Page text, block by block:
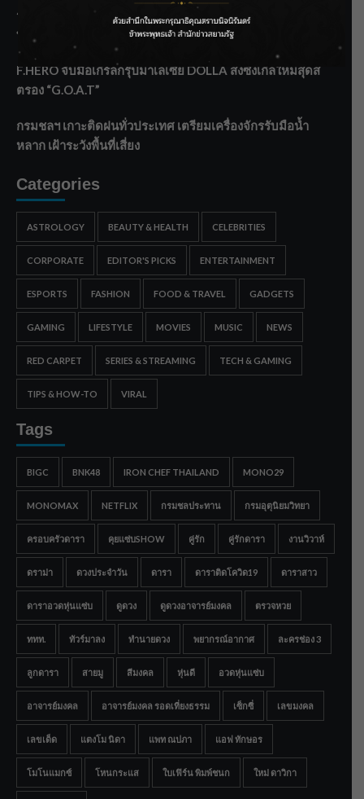
ราชเลขานุการในพระองค์ฯ ติดตามโครงการหุบกะพง–ห้วย
ทรายใต้ เสริมความมั่นคงน้ำเพชรบุรี
F.HERO จับมือเกิร์ลกรุ๊ปมาเลเซีย DOLLA ส่งซิงเกิลใหม่สุดส
ตรอง “G.O.A.T”
กรมชลฯ เกาะติดฝนทั่วประเทศ เตรียมเครื่องจักรรับมือน้ำ
หลาก เฝ้าระวังพื้นที่เสี่ยง
Categories
ASTROLOGY BEAUTY & HEALTH CELEBRITIES
CORPORATE EDITOR'S PICKS ENTERTAINMENT
ESPORTS FASHION FOOD & TRAVEL GADGETS
GAMING LIFESTYLE MOVIES MUSIC NEWS
RED CARPET SERIES & STREAMING TECH & GAMING
TIPS & HOW-TO VIRAL
Tags
BIGC BNK48 IRON CHEF THAILAND MONO29
MONOMAX NETFLIX กรมชลประทาน กรมอุตุนิยมวิทยา
ครอบครัวดารา คุยแซ่บSHOW คู่รัก คู่รักดารา งานวิวาห์
ดราม่า ดวงประจำวัน ดารา ดาราติดโควิด19 ดาราสาว
ดาราอวดหุ่นแซ่บ ดูดวง ดูดวงอาจารย์มงคล ตรวจหวย
ททท. ทัวร์มาลง ทำนายดวง พยากรณ์อากาศ ละครช่อง 3
ลูกดารา สายมู สีมงคล หุ่นดี อวดหุ่นแซ่บ
อาจารย์มงคล อาจารย์มงคล รอดเที่ยงธรรม เซ็กซี่ เลขมงคล
เลขเด็ด แตงโม นิดา แพท ณปภา แอฟ ทักษอร
โมโนแมกซ์ โหนกระแส ใบเฟิร์น พิมพ์ชนก ใหม่ ดาวิกา